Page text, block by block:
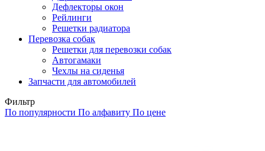
Дефлекторы окон
Рейлинги
Решетки радиатора
Перевозка собак
Решетки для перевозки собак
Автогамаки
Чехлы на сиденья
Запчасти для автомобилей
Фильтр
По популярности По алфавиту По цене